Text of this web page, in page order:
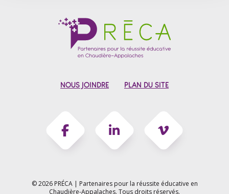
NOUS JOINDRE PLAN DU SITE
© 2026 PRÉCA | Partenaires pour la réussite éducative en
Chaudière-Appalaches. Tous droits réservés.